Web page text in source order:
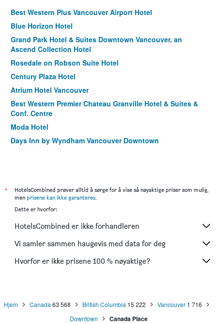
Best Western Plus Vancouver Airport Hotel
Blue Horizon Hotel
Grand Park Hotel & Suites Downtown Vancouver, an
Ascend Collection Hotel
Rosedale on Robson Suite Hotel
Century Plaza Hotel
Atrium Hotel Vancouver
Best Western Premier Chateau Granville Hotel & Suites &
Conf. Centre
Moda Hotel
Days Inn by Wyndham Vancouver Downtown
Holiday Inn Vancouver-Centre (Broadway) By IHG
Holiday Inn & Suites Vancouver Downtown By IHG
The Burrard
The Sylvia
Best Western Plus Sands
*
HotelsCombined prøver alltid å sørge for å vise så nøyaktige priser som mulig,
men prisene kan ikke garanteres.
Dette er hvorfor:
HotelsCombined er ikke forhandleren
Vi samler sammen haugevis med data for deg
Hvorfor er ikke prisene 100 % nøyaktige?
Hjem Canada 63 568 British Columbia 15 222 Vancouver 1 716
Downtown
Canada Place